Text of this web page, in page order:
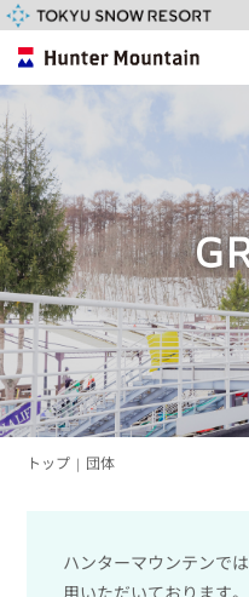
トップ | 団体
ハンターマウンテンで